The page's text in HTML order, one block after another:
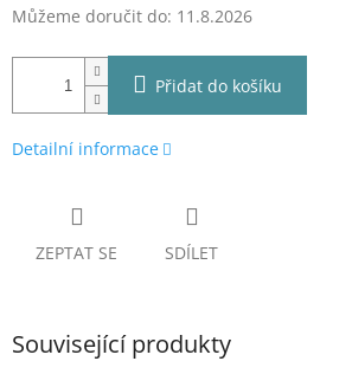
Můžeme doručit do: 11.8.2026
Přidat do košíku
Detailní informace
ZEPTAT SE SDÍLET
Související produkty